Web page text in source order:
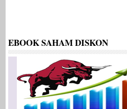
EBOOK SAHAM DISKON